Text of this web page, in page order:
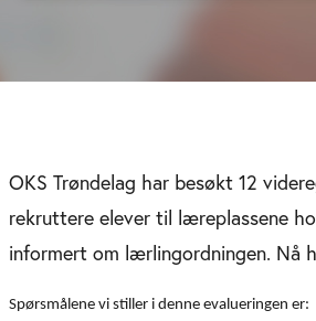
OKS Trøndelag har besøkt 12
rekruttere elever til læreplassene
informert om lærlingordningen. Nå
Spørsmålene vi stiller i denne evalueringen er: